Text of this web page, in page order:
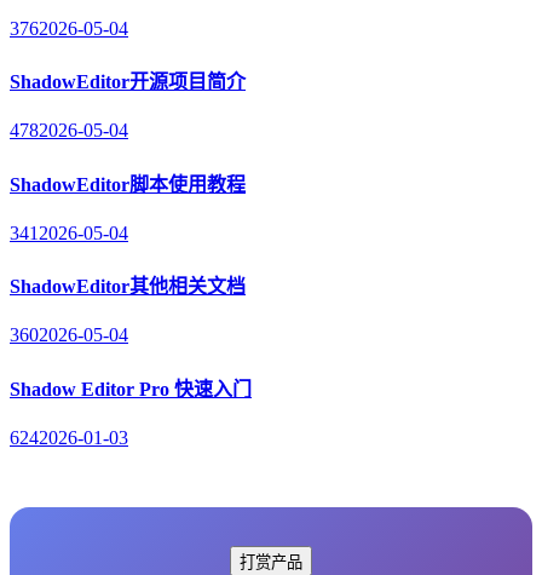
3762026-05-04
ShadowEditor开源项目简介
4782026-05-04
ShadowEditor脚本使用教程
341 2026-05-04
ShadowEditor其他相关文档
3602026-05-04
Shadow Editor Pro 快速入门
6242026-01-03
打赏产品